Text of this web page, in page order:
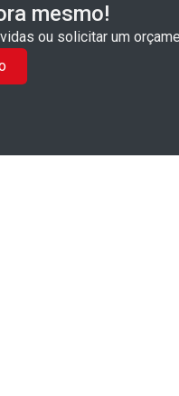
mesmo!
ou solicitar um